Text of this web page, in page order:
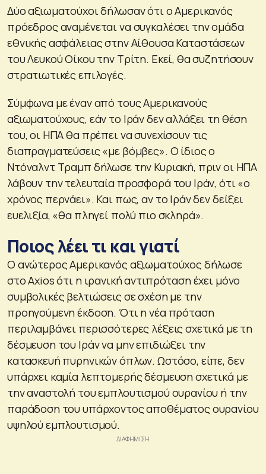
Δύο αξιωματούχοι δήλωσαν ότι ο Αμερικανός
πρόεδρος αναμένεται να συγκαλέσει την ομάδα
εθνικής ασφάλειας στην Αίθουσα Καταστάσεων
του Λευκού Οίκου την Τρίτη. Εκεί, θα συζητήσουν
στρατιωτικές επιλογές.
Σύμφωνα με έναν από τους Αμερικανούς
αξιωματούχους, εάν το Ιράν δεν αλλάξει τη θέση
του, οι ΗΠΑ θα πρέπει να συνεχίσουν τις
διαπραγματεύσεις «με βόμβες». Ο ίδιος ο
Ντόναλντ Τραμπ δήλωσε την Κυριακή, πριν οι ΗΠΑ
λάβουν την τελευταία προσφορά του Ιράν, ότι «ο
χρόνος περνάει». Και πως, αν το Ιράν δεν δείξει
ευελιξία, «θα πληγεί πολύ πιο σκληρά».
Ποιος λέει τι και γιατί
Ο ανώτερος Αμερικανός αξιωματούχος δήλωσε
στο Axios ότι η ιρανική αντιπρόταση έχει μόνο
συμβολικές βελτιώσεις σε σχέση με την
προηγούμενη έκδοση. Ότι η νέα πρόταση
περιλαμβάνει περισσότερες λέξεις σχετικά με τη
δέσμευση του Ιράν να μην επιδιώξει την
κατασκευή πυρηνικών όπλων. Ωστόσο, είπε, δεν
υπάρχει καμία λεπτομερής δέσμευση σχετικά με
την αναστολή του εμπλουτισμού ουρανίου ή την
παράδοση του υπάρχοντος αποθέματος ουρανίου
υψηλού εμπλουτισμού.